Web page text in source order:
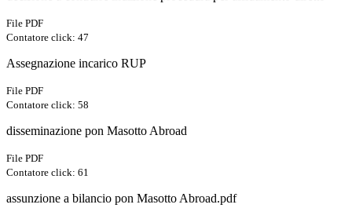
File PDF
Contatore click: 47
Assegnazione incarico RUP
File PDF
Contatore click: 58
disseminazione pon Masotto Abroad
File PDF
Contatore click: 61
assunzione a bilancio pon Masotto Abroad.pdf